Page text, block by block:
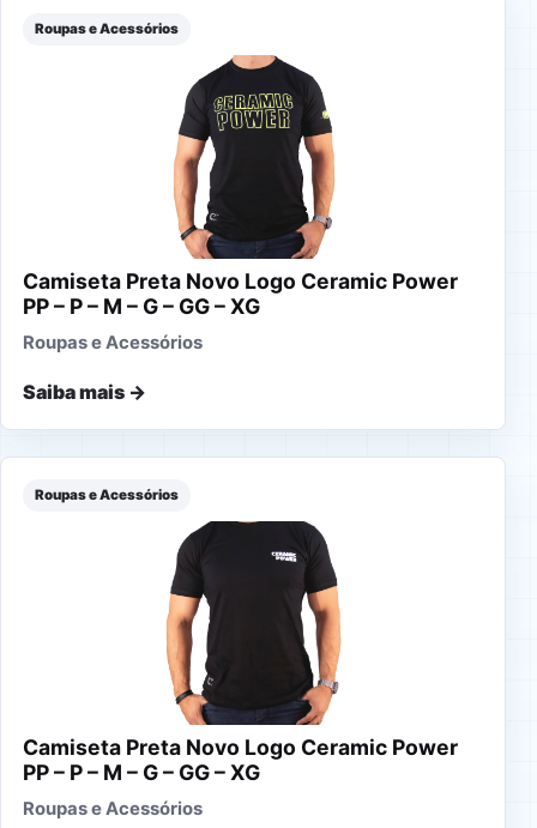
Roupas e Acessórios
Camiseta Preta Novo Logo Ceramic Power
PP – P – M – G – GG – XG
Roupas e Acessórios
Saiba mais →
Roupas e Acessórios
Camiseta Preta Novo Logo Ceramic Power
PP – P – M – G – GG – XG
Roupas e Acessórios